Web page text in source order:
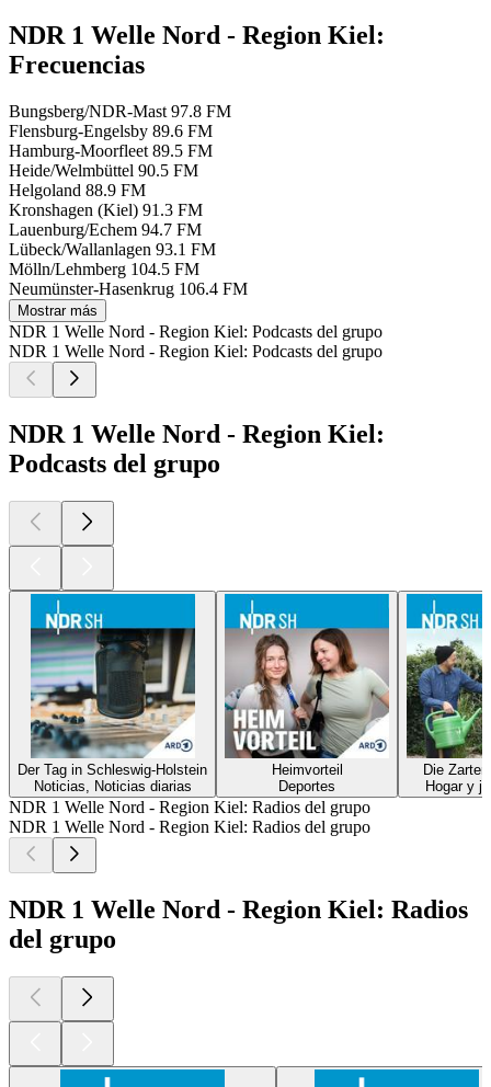
NDR 1 Welle Nord - Region Kiel:
Frecuencias
Bungsberg/NDR-Mast 97.8 FM
Flensburg-Engelsby 89.6 FM
Hamburg-Moorfleet 89.5 FM
Heide/Welmbüttel 90.5 FM
Helgoland 88.9 FM
Kronshagen (Kiel) 91.3 FM
Lauenburg/Echem 94.7 FM
Lübeck/Wallanlagen 93.1 FM
Mölln/Lehmberg 104.5 FM
Neumünster-Hasenkrug 106.4 FM
Mostrar más
NDR 1 Welle Nord - Region Kiel: Podcasts del grupo
NDR 1 Welle Nord - Region Kiel: Podcasts del grupo
NDR 1 Welle Nord - Region Kiel:
Podcasts del grupo
Der Tag in Schleswig-Holstein
Noticias, Noticias diarias
Heimvorteil
Deportes
Die
Hogar y
NDR 1 Welle Nord - Region Kiel: Radios del grupo
NDR 1 Welle Nord - Region Kiel: Radios del grupo
NDR 1 Welle Nord - Region Kiel: Radios
del grupo